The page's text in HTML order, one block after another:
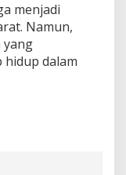
menjadi
Namun,
yang
dalam